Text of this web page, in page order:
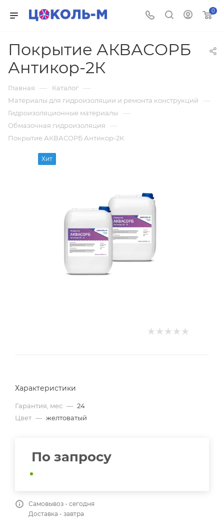
0
Покрытие АКВАСОРБ
Антикор-2К
Главная — Каталог —
Материалы для гидроизоляции и ремонта конструкций —
Гидроизоляционные материалы —
Обмазочная гидроизоляция —
Покрытие АКВАСОРБ Антикор-2К
Хит
Характеристики
Гарантия, мес — 24
Цвет — желтоватый
По запросу
Самовывоз - сегодня
Доставка - завтра